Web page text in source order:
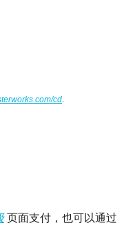
cd.
页面支付，也可以通过